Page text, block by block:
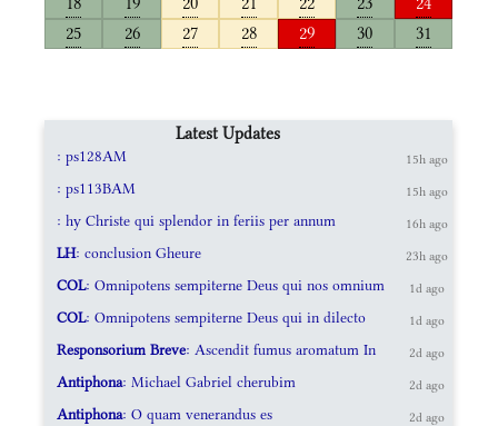
25
26 27 28 29 30 31
Latest Updates
: ps128AM 15h ago
: ps113BAM 15h ago
: hy Christe qui splendor in feriis per annum 16h ago
LH: conclusion Gheure 23h ago
COL: Omnipotens sempiterne Deus qui nos omnium 1d ago
COL: Omnipotens sempiterne Deus qui in dilecto 1d ago
Responsorium Breve: Ascendit fumus aromatum In 2d ago
Antiphona: Michael Gabriel cherubim 2d ago
Antiphona: O quam venerandus es 2d ago